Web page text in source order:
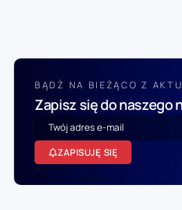
BĄDŹ NA BIEŻĄCO Z
Zapisz się do naszego
ZAPISUJĘ SIĘ